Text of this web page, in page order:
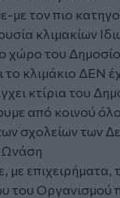
με τον πιο
κλιμακίων
χώρο του
κλιμάκιο ΔΕΝ
κτίρια του
από κοινού
σχολείων των
Ωνάση
επιχειρήματα,
του Οργανισμού